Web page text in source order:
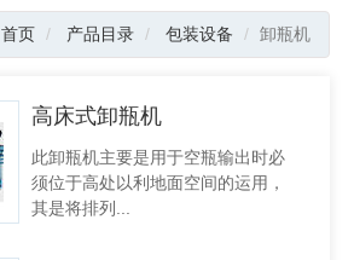
首页 产品目录 包装设备 卸瓶机
高床式卸瓶机
此卸瓶机主要是用于空瓶输出时必
须位于高处以利地面空间的运用，
其是将排列...